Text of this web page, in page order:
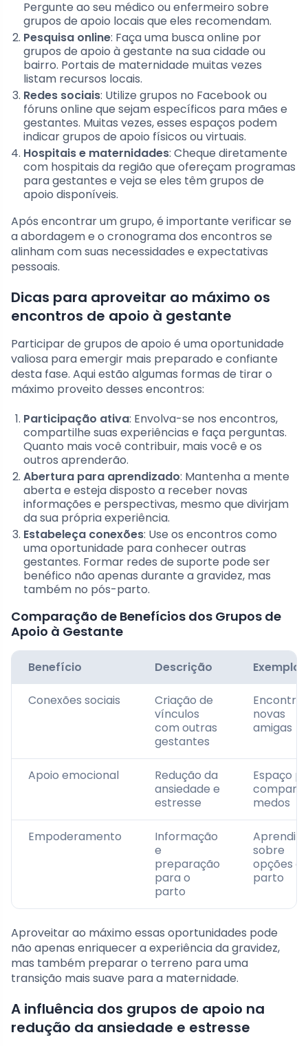
Pergunte ao seu médico ou enfermeiro sobre
grupos de apoio locais que eles recomendam.
Pesquisa online: Faça uma busca online por
grupos de apoio à gestante na sua cidade ou
bairro. Portais de maternidade muitas vezes
listam recursos locais.
Redes sociais: Utilize grupos no Facebook ou
fóruns online que sejam específicos para mães e
gestantes. Muitas vezes, esses espaços podem
indicar grupos de apoio físicos ou virtuais.
Hospitais e maternidades: Cheque diretamente
com hospitais da região que ofereçam programas
para gestantes e veja se eles têm grupos de
apoio disponíveis.
Após encontrar um grupo, é importante verificar se
a abordagem e o cronograma dos encontros se
alinham com suas necessidades e expectativas
pessoais.
Dicas para aproveitar ao máximo os
encontros de apoio à gestante
Participar de grupos de apoio é uma oportunidade
valiosa para emergir mais preparado e confiante
desta fase. Aqui estão algumas formas de tirar o
máximo proveito desses encontros:
Participação ativa: Envolva-se nos encontros,
compartilhe suas experiências e faça perguntas.
Quanto mais você contribuir, mais você e os
outros aprenderão.
Abertura para aprendizado: Mantenha a mente
aberta e esteja disposto a receber novas
informações e perspectivas, mesmo que divirjam
da sua própria experiência.
Estabeleça conexões: Use os encontros como
uma oportunidade para conhecer outras
gestantes. Formar redes de suporte pode ser
benéfico não apenas durante a gravidez, mas
também no pós-parto.
Comparação de Benefícios dos Grupos de
Apoio à Gestante
Benefício Descrição Exemplo
Conexões sociais
Criação de
vínculos
com outras
gestantes
Encontrar
novas
amigas
Apoio emocional
Redução da
ansiedade e
estresse
Espaço
medos
Empoderamento
Informação
e
preparação
para o
parto
sobre
opções
parto
Aproveitar ao máximo essas oportunidades pode
não apenas enriquecer a experiência da gravidez,
mas também preparar o terreno para uma
transição mais suave para a maternidade.
A influência dos grupos de apoio na
redução da ansiedade e estresse